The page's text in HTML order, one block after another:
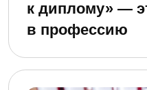
Специальные
для студентов
лет